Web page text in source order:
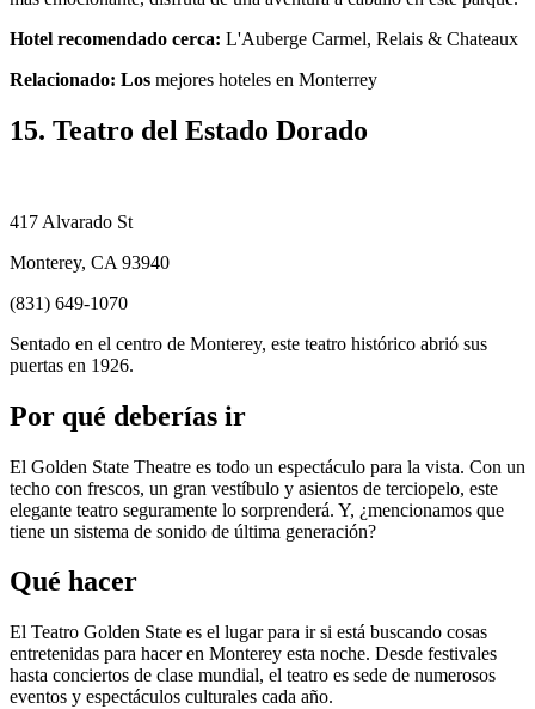
Hotel recomendado cerca: L'Auberge Carmel, Relais & Chateaux
Relacionado: Los mejores hoteles en Monterrey
15. Teatro del Estado Dorado
417 Alvarado St
Monterey, CA 93940
(831) 649-1070
Sentado en el centro de Monterey, este teatro histórico abrió sus
puertas en 1926.
Por qué deberías ir
El Golden State Theatre es todo un espectáculo para la vista. Con un
techo con frescos, un gran vestíbulo y asientos de terciopelo, este
elegante teatro seguramente lo sorprenderá. Y, ¿mencionamos que
tiene un sistema de sonido de última generación?
Qué hacer
El Teatro Golden State es el lugar para ir si está buscando cosas
entretenidas para hacer en Monterey esta noche. Desde festivales
hasta conciertos de clase mundial, el teatro es sede de numerosos
eventos y espectáculos culturales cada año.